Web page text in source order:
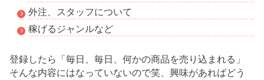
外注、スタッフについて
稼げるジャンルなど
登録したら「毎日、毎日、何かの商品を売り込まれる」
そんな内容にはなっていないので笑、興味があればどう